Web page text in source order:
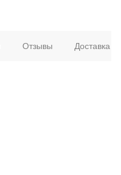
Отзывы Доставка